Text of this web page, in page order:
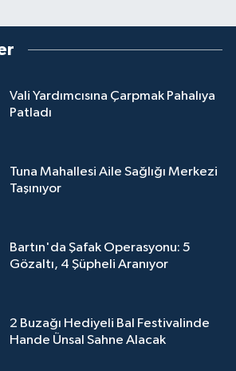
Vali Yardımcısına Çarpmak Pahalıya
Patladı
Tuna Mahallesi Aile Sağlığı Merkezi
Taşınıyor
Bartın'da Şafak Operasyonu: 5
Gözaltı, 4 Şüpheli Aranıyor
2 Buzağı Hediyeli Bal Festivalinde
Hande Ünsal Sahne Alacak